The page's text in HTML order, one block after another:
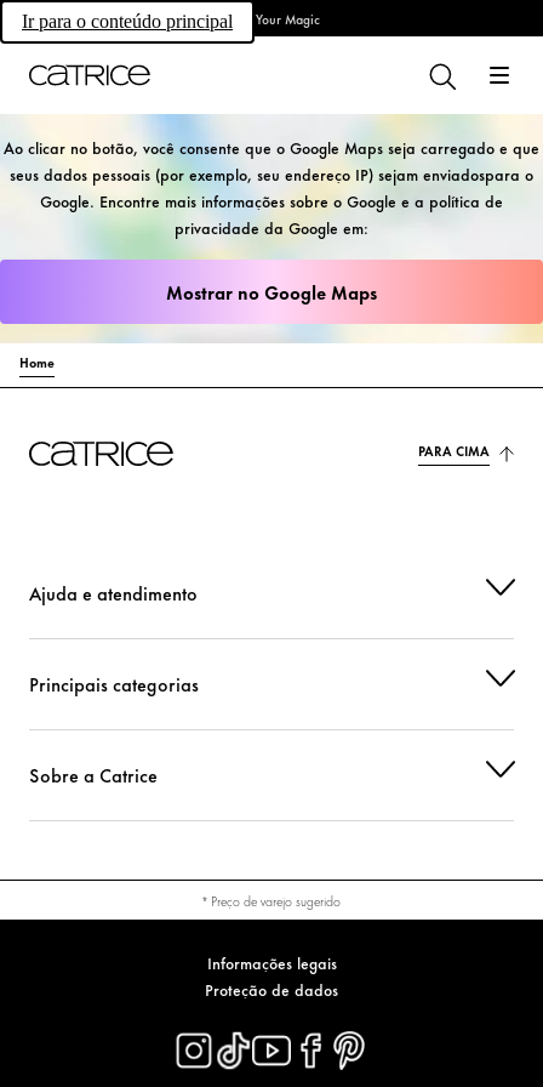
Ir para o conteúdo principalOwn Your Magic
Ao clicar no botão, você consente que o Google Maps seja carregado e que
seus dados pessoais (por exemplo, seu endereço IP) sejam enviadospara o
Google. Encontre mais informações sobre o Google e a política de
privacidade da Google em:
Mostrar no Google Maps
Home
PARA CIMA
Ajuda e atendimento
Principais categorias
Sobre a Catrice
* Preço de varejo sugerido
Informações legais
Proteção de dados